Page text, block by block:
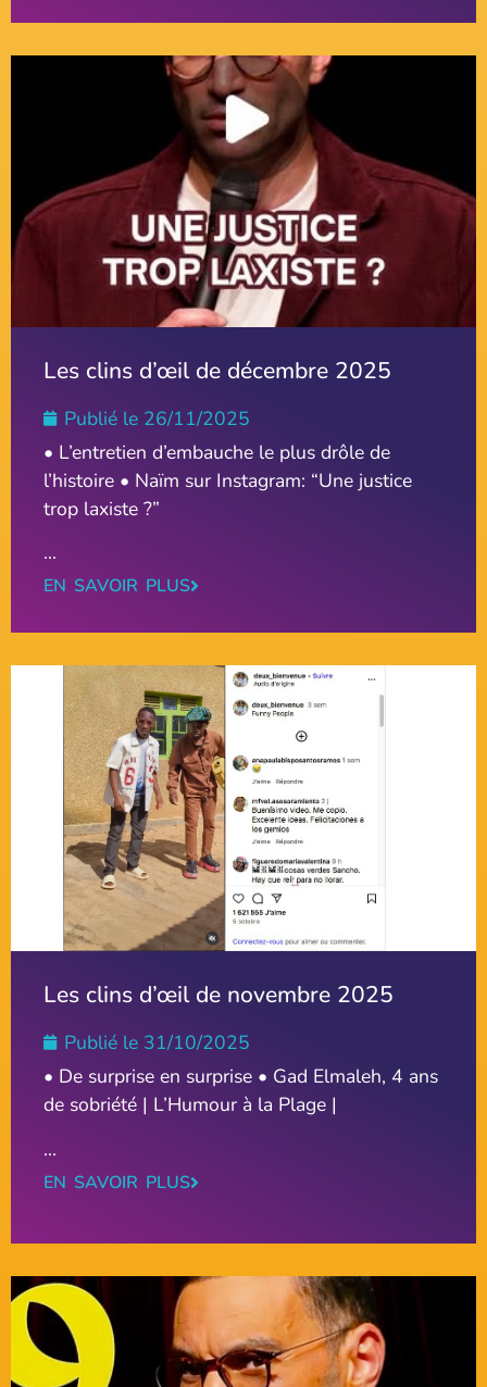
Les clins d’œil de décembre 2025
Publié le 26/11/2025
• L’entretien d’embauche le plus drôle de
l’histoire • Naïm sur Instagram: “Une justice
trop laxiste ?”
...
EN SAVOIR PLUS
Les clins d’œil de novembre 2025
Publié le 31/10/2025
• De surprise en surprise • Gad Elmaleh, 4 ans
de sobriété | L’Humour à la Plage |
...
EN SAVOIR PLUS